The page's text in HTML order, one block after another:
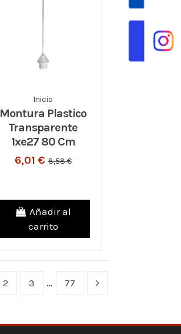
Inicio
Montura Plastico
Transparente
1xe27 80 Cm
6,01 €8,58 €
Añadir al
carrito
2 3 … 77